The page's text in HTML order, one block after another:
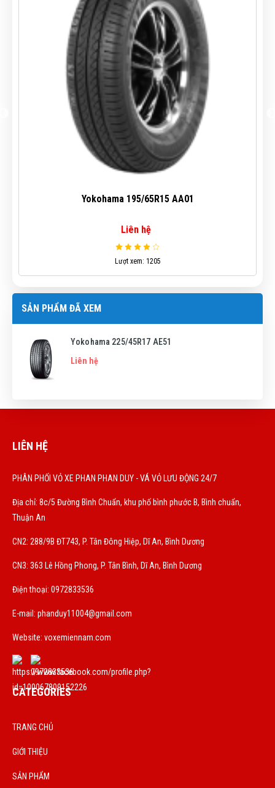
Mô phỏng
Tính toán độ trượt và tăng sự ổn định.
Yokohama 195/65R15 AA01
Liên hệ
Lượt xem: 1205
SẢN PHẨM ĐÃ XEM
Yokohama 225/45R17 AE51
Liên hệ
LIÊN HỆ
PHÂN PHỐI VỎ XE PHAN PHAN DUY - VÁ VỎ LƯU ĐỘNG 24/7
Địa chỉ: 8c/5 Đường Bình Chuẩn, khu phố bình phước B, Bình chuẩn,
Thuận An
CN2: 288/9B ĐT743, P. Tân Đông Hiệp, Dĩ An, Bình Dương
CN3: 363 Lê Hồng Phong, P. Tân Bình, Dĩ An, Bình Dương
Điện thoại: 0972833536
E-mail: phanduy11004@gmail.com
Website: voxemiennam.com
CATEGORIES
TRANG CHỦ
GIỚI THIỆU
SẢN PHẨM